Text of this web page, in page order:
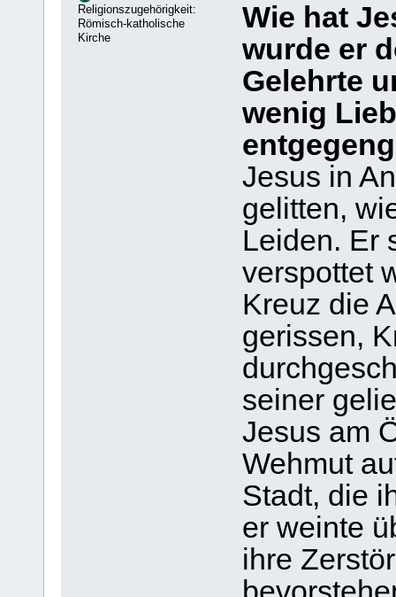
Religionszugehörigkeit:
Römisch-katholische
Kirche
Wie hat
wurde er
Gelehrte
wenig
Jesus in
gelitten,
Leiden. Er
verspottet
Kreuz die
gerissen,
seiner
Jesus am
Wehmut
Stadt, die
er weinte
ihre